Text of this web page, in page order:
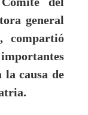
general
compartió
la causa de